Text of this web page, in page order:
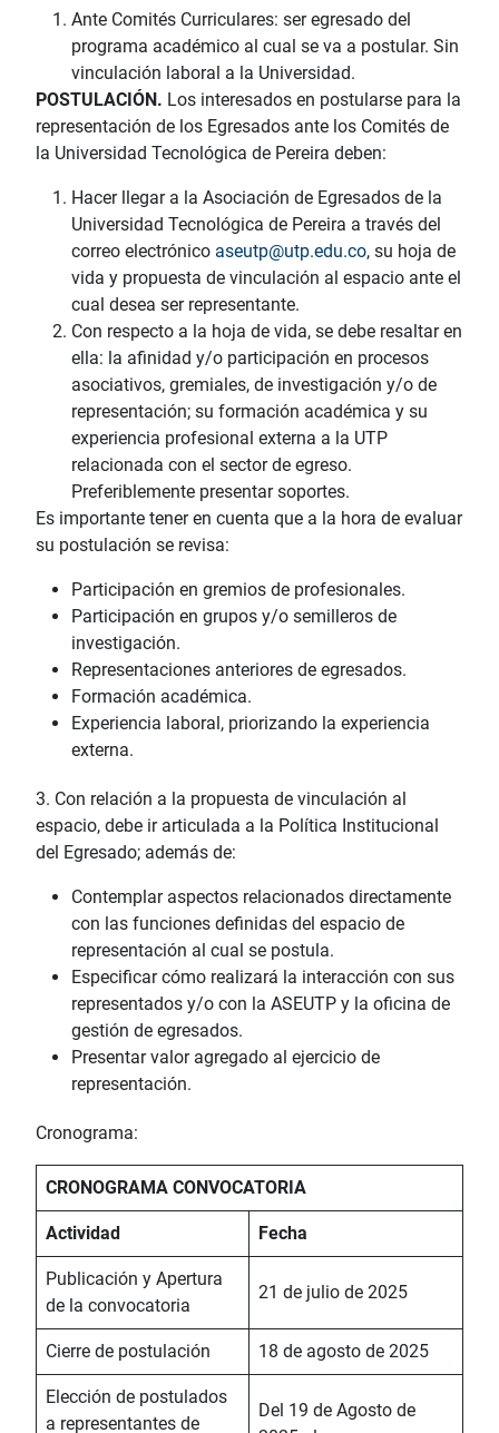
Ante Comités Curriculares: ser egresado del
programa académico al cual se va a postular. Sin
vinculación laboral a la Universidad.
POSTULACIÓN. Los interesados en postularse para la
representación de los Egresados ante los Comités de
la Universidad Tecnológica de Pereira deben:
Hacer llegar a la Asociación de Egresados de la
Universidad Tecnológica de Pereira a través del
correo electrónico aseutp@utp.edu.co, su hoja de
vida y propuesta de vinculación al espacio ante el
cual desea ser representante.
Con respecto a la hoja de vida, se debe resaltar en
ella: la afinidad y/o participación en procesos
asociativos, gremiales, de investigación y/o de
representación; su formación académica y su
experiencia profesional externa a la UTP
relacionada con el sector de egreso.
Preferiblemente presentar soportes.
Es importante tener en cuenta que a la hora de evaluar
su postulación se revisa:
Participación en gremios de profesionales.
Participación en grupos y/o semilleros de
investigación.
Representaciones anteriores de egresados.
Formación académica.
Experiencia laboral, priorizando la experiencia
externa.
3. Con relación a la propuesta de vinculación al
espacio, debe ir articulada a la Política Institucional
del Egresado; además de:
Contemplar aspectos relacionados directamente
con las funciones definidas del espacio de
representación al cual se postula.
Especificar cómo realizará la interacción con sus
representados y/o con la ASEUTP y la oficina de
gestión de egresados.
Presentar valor agregado al ejercicio de
representación.
Cronograma:
CRONOGRAMA CONVOCATORIA
Actividad Fecha
Publicación y Apertura
de la convocatoria
21 de julio de 2025
Cierre de postulación 18 de agosto de 2025
Elección de postulados
a representantes de
Del 19 de Agosto de